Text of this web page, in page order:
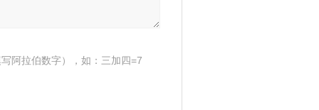
阿拉伯数字），如：三加四=7